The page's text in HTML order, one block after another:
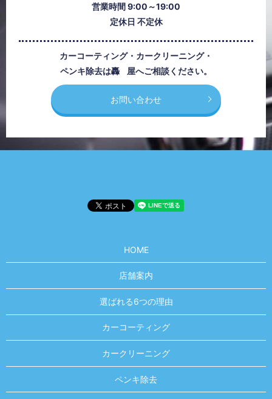
営業時間 9:00～19:00
定休日 不定休
カーコーティング・カークリーニング・
ペンキ除去は轟屋へご相談ください。
お問い合わせ
HOME
店舗案内
選ばれる6つの理由
カーコーティング
カークリーニング
ペンキ除去